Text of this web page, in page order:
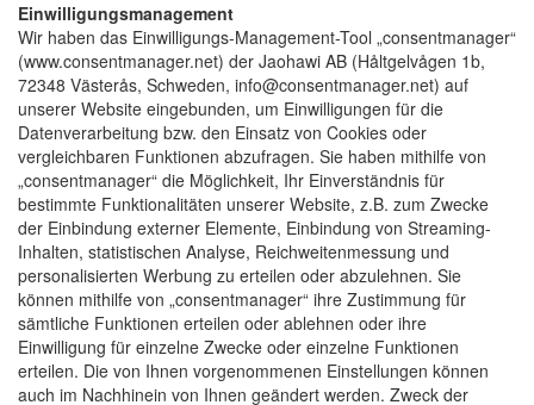
Einwilligungsmanagement
Wir haben das Einwilligungs-Management-Tool „consentmanager“
(www.consentmanager.net) der Jaohawi AB (Håltgelvågen 1b,
72348 Västerås, Schweden, info@consentmanager.net) auf
unserer Website eingebunden, um Einwilligungen für die
Datenverarbeitung bzw. den Einsatz von Cookies oder
vergleichbaren Funktionen abzufragen. Sie haben mithilfe von
„consentmanager“ die Möglichkeit, Ihr Einverständnis für
bestimmte Funktionalitäten unserer Website, z.B. zum Zwecke
der Einbindung externer Elemente, Einbindung von Streaming-
Inhalten, statistischen Analyse, Reichweitenmessung und
personalisierten Werbung zu erteilen oder abzulehnen. Sie
können mithilfe von „consentmanager“ ihre Zustimmung für
sämtliche Funktionen erteilen oder ablehnen oder ihre
Einwilligung für einzelne Zwecke oder einzelne Funktionen
erteilen. Die von Ihnen vorgenommenen Einstellungen können
auch im Nachhinein von Ihnen geändert werden. Zweck der